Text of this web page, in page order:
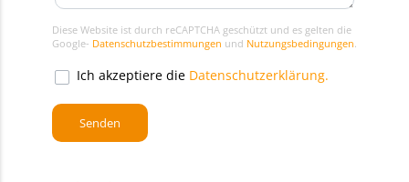
Diese Website ist durch reCAPTCHA geschützt und es gelten die
Google- Datenschutzbestimmungen und Nutzungsbedingungen.
Ich akzeptiere die Datenschutzerklärung.